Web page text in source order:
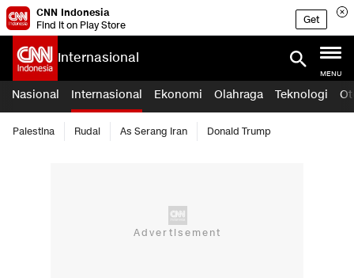
CNN Indonesia
Find it on Play Store
Get
Internasional
MENU
Nasional Internasional Ekonomi Olahraga Teknologi
Palestina Rudal As Serang Iran Donald Trump